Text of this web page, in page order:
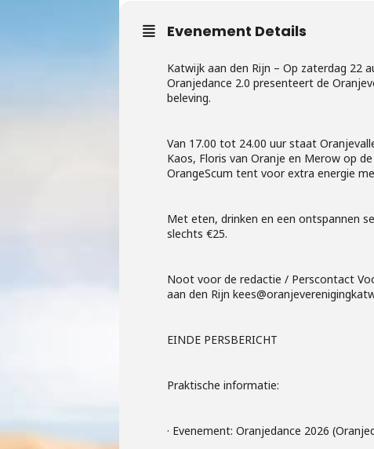
Evenement Details
Katwijk aan den Rijn – Op zaterdag 22
Oranjedance 2.0 presenteert de
beleving.
Van 17.00 tot 24.00 uur staat
Kaos, Floris van Oranje en Merow op
OrangeScum tent voor extra energie
Met eten, drinken en een ontspannen
slechts €25.
Noot voor de redactie / Perscontact
aan den Rijn
EINDE PERSBERICHT
Praktische informatie:
· Evenement: Oranjedance 2026